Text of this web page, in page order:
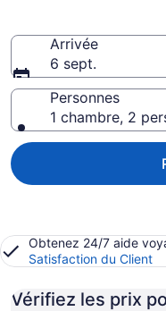
Arrivée
6 sept.
Personnes
1 chambre, 2
Obtenez 24/7 aide
Satisfaction du Client
Vérifiez les prix